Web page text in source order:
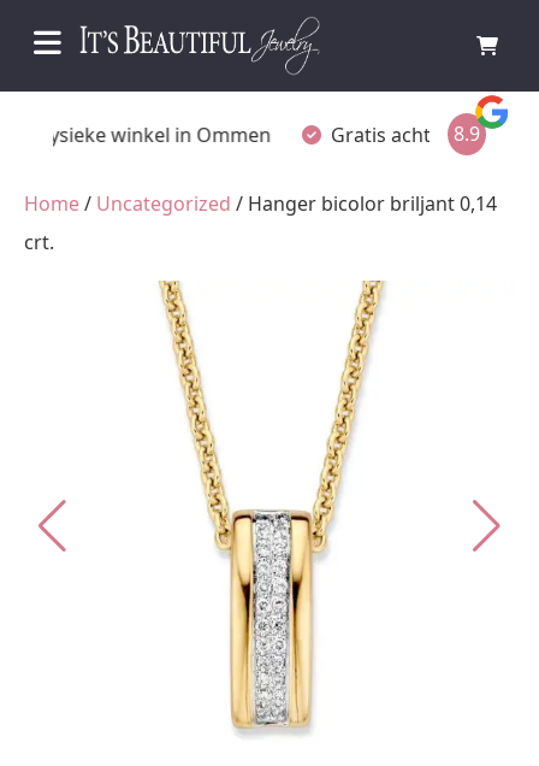
Fysieke winkel in Ommen Gratis achteraf betalen
8.9
Home/ Uncategorized / Hanger bicolor briljant 0,14
crt.